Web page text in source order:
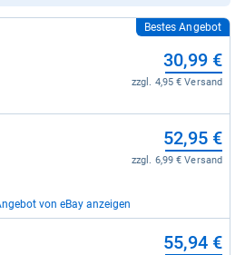
Bestes Angebot
30,99 €
zzgl. 4,95 € Versand
52,95 €
zzgl. 6,99 € Versand
von eBay anzeigen
59,99 €
55,94 €